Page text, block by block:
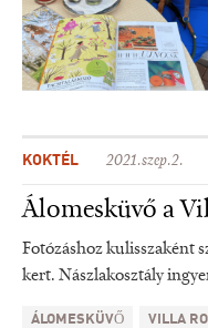
KOKTÉL 2021.szep.2.
Álomesküvő a
Fotózáshoz kulisszaként
kert. Nászlakosztály
ÁLOMESKÜVŐ VILLA